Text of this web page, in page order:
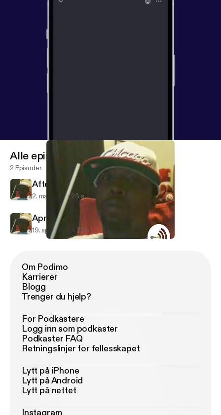
Alle episoder
2 Episoder
After noon 🌎
2. mai 2018 23 s
April 19, 2018
19. april 2018 22 s
Om Podimo
Karrierer
Blogg
Trenger du hjelp?
For Podkastere
Logg inn som podkaster
Podkaster FAQ
Retningslinjer for fellesskapet
Lytt på iPhone
Lytt på Android
Lytt på nettet
Instagram